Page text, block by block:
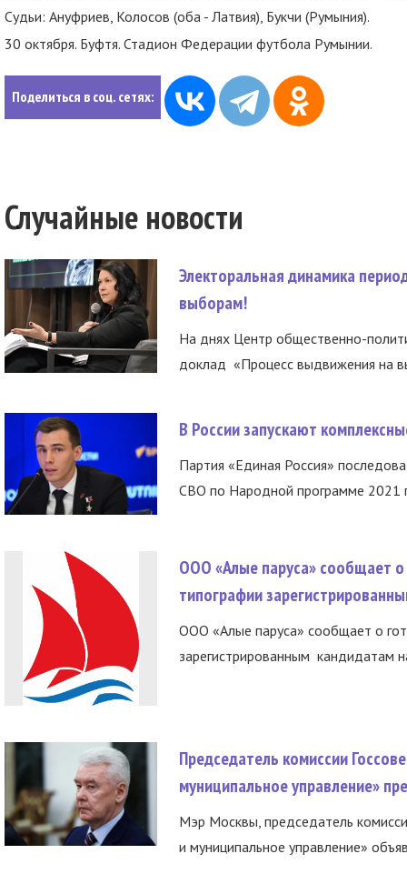
Судьи: Ануфриев, Колосов (оба - Латвия), Букчи (Румыния).
30 октября. Буфтя. Стадион Федерации футбола Румынии.
Поделиться в соц. сетях:
Случайные новости
Электоральная динамика
выборам!
На днях Центр общественно-
доклад «Процесс выдвижения на
В России запускают
Партия «Единая Россия»
СВО по Народной программе 2021
ООО «Алые паруса» сообщает о
типографии
ООО «Алые паруса» сообщает о
зарегистрированным кандидатам
Председатель комиссии
муниципальное управление»
Мэр Москвы, председатель
и муниципальное управление»